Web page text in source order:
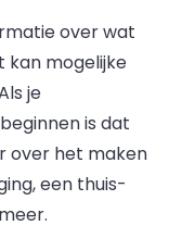
over wat
kan mogelijke
je
is dat
over het maken
een thuis-